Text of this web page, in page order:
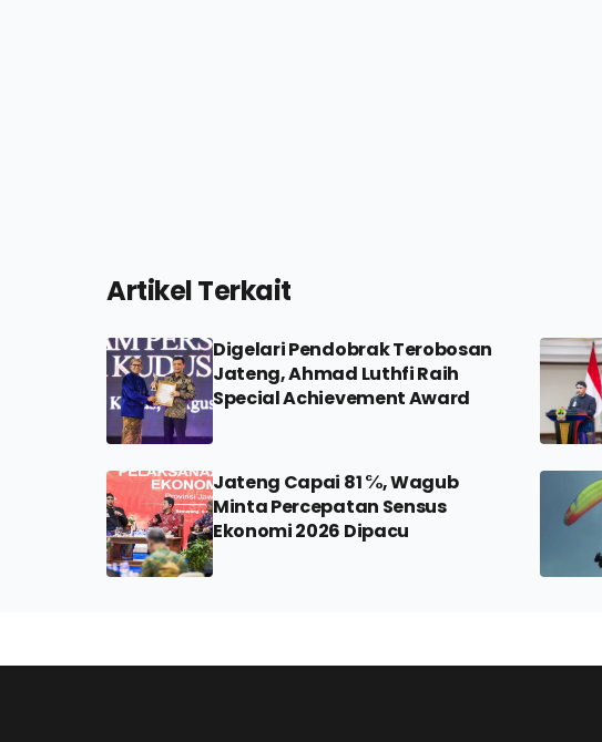
Artikel Terkait
Digelari Pendobrak Terobosan
Jateng, Ahmad Luthfi Raih
Special Achievement Award
Jateng Capai 81 ℅, Wagub
Minta Percepatan Sensus
Ekonomi 2026 Dipacu